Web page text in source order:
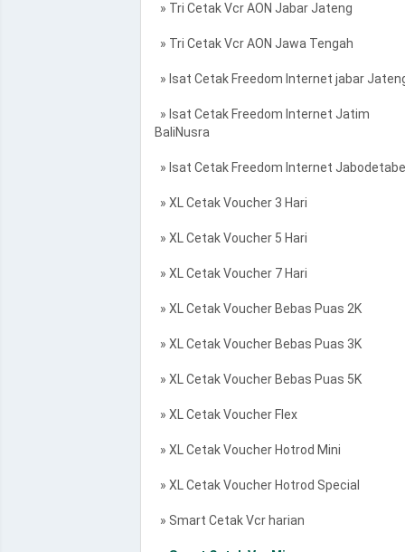
» Tri Cetak Vcr AON Jabar Jateng
» Tri Cetak Vcr AON Jawa Tengah
» Isat Cetak Freedom Internet jabar
» Isat Cetak Freedom Internet Jatim
BaliNusra
» Isat Cetak Freedom Internet
» XL Cetak Voucher 3 Hari
» XL Cetak Voucher 5 Hari
» XL Cetak Voucher 7 Hari
» XL Cetak Voucher Bebas Puas 2K
» XL Cetak Voucher Bebas Puas 3K
» XL Cetak Voucher Bebas Puas 5K
» XL Cetak Voucher Flex
» XL Cetak Voucher Hotrod Mini
» XL Cetak Voucher Hotrod Special
» Smart Cetak Vcr harian